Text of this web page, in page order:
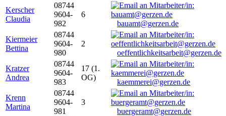
Kerscher
Claudia
08744
9604-
982
6
bauamt@gerzen.de
Kiermeier
Bettina
08744
9604-
980
2
oeffentlichkeitsarbeit@gerzen.de
Kratzer
Andrea
08744
9604-
983
17 (1.
OG)
kaemmerei@gerzen.de
Krenn
Martina
08744
9604-
981
3
buergeramt@gerzen.de